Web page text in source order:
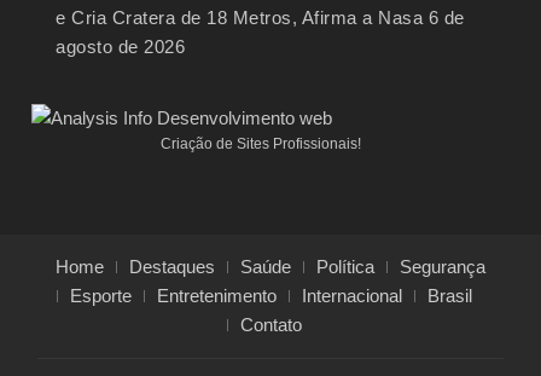
e Cria Cratera de 18 Metros, Afirma a Nasa 6 de
agosto de 2026
Criação de Sites Profissionais!
Home Destaques Saúde Política
Segurança
Esporte
Entretenimento Internacional
Brasil
Contato